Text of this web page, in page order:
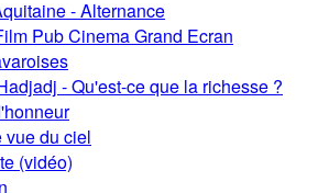
- Alternance
Pub Cinema Grand Ecran
- Qu'est-ce que la richesse ?
vue du ciel
(vidéo)